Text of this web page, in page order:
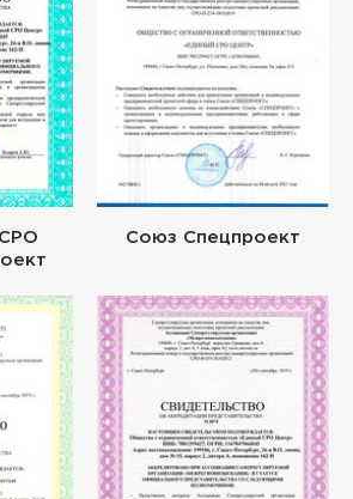
Союз Спецпроект